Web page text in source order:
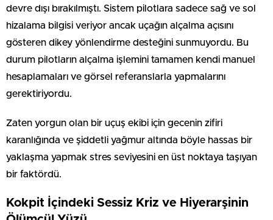
devre dışı bırakılmıştı. Sistem pilotlara sadece sağ ve sol
hizalama bilgisi veriyor ancak uçağın alçalma açısını
gösteren dikey yönlendirme desteğini sunmuyordu. Bu
durum pilotların alçalma işlemini tamamen kendi manuel
hesaplamaları ve görsel referanslarla yapmalarını
gerektiriyordu.
Zaten yorgun olan bir uçuş ekibi için gecenin zifiri
karanlığında ve şiddetli yağmur altında böyle hassas bir
yaklaşma yapmak stres seviyesini en üst noktaya taşıyan
bir faktördü.
Kokpit İçindeki Sessiz Kriz ve Hiyerarşinin